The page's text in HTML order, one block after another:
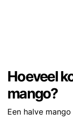
Hoeveel
mango?
Een halve